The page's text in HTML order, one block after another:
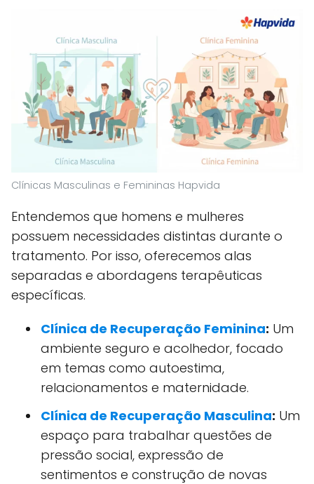
Clínicas Masculinas e Femininas Hapvida
Entendemos que homens e mulheres
possuem necessidades distintas durante o
tratamento. Por isso, oferecemos alas
separadas e abordagens terapêuticas
específicas.
Clínica de Recuperação Feminina: Um
ambiente seguro e acolhedor, focado
em temas como autoestima,
relacionamentos e maternidade.
Clínica de Recuperação Masculina: Um
espaço para trabalhar questões de
pressão social, expressão de
sentimentos e construção de novas